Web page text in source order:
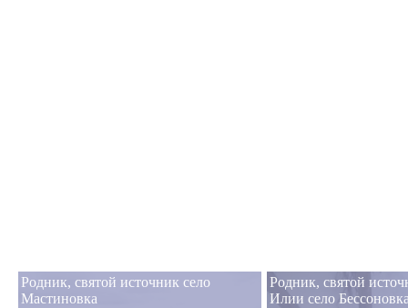
Родник, святой источник село
Мастиновка
Родник, святой
Илии село